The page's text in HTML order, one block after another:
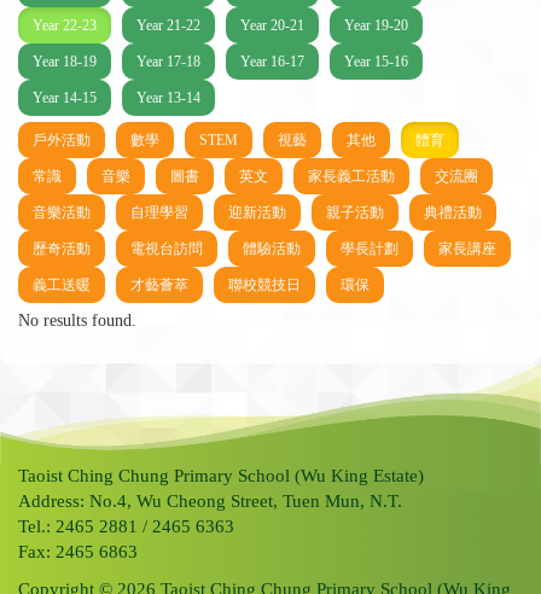
Year 22-23 Year 21-22 Year 20-21 Year 19-20
Year 18-19 Year 17-18 Year 16-17 Year 15-16
Year 14-15 Year 13-14
戶外活動 數學 STEM 視藝 其他 體育
常識 音樂 圖書 英文 家長義工活動 交流團
音樂活動 自理學習 迎新活動 親子活動 典禮活動
歷奇活動 電視台訪問 體驗活動 學長計劃 家長講座
義工送暖 才藝薈萃 聯校競技日 環保
No results found.
Taoist Ching Chung Primary School (Wu King Estate)
Address: No.4, Wu Cheong Street, Tuen Mun, N.T.
Tel.: 2465 2881 / 2465 6363
Fax: 2465 6863
Copyright © 2026 Taoist Ching Chung Primary School (Wu King